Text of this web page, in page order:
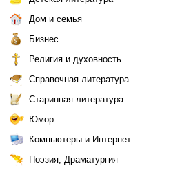
Дом и семья
Бизнес
Религия и духовность
Справочная литература
Старинная литература
Юмор
Компьютеры и Интернет
Поэзия, Драматургия